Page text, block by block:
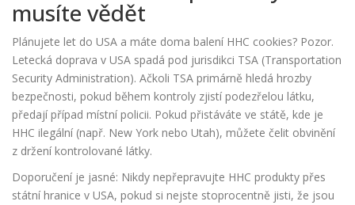
musíte vědět
Plánujete let do USA a máte doma balení HHC cookies? Pozor.
Letecká doprava v USA spadá pod jurisdikci TSA (Transportation
Security Administration). Ačkoli TSA primárně hledá hrozby
bezpečnosti, pokud během kontroly zjistí podezřelou látku,
předají případ místní policii. Pokud přistáváte ve státě, kde je
HHC ilegální (např. New York nebo Utah), můžete čelit obvinění
z držení kontrolované látky.
Doporučení je jasné: Nikdy nepřepravujte HHC produkty přes
státní hranice v USA, pokud si nejste stoprocentně jisti, že jsou